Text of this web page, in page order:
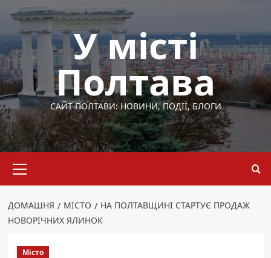
Перейти
вмісту
У місті
Полтава
САЙТ ПОЛТАВИ: НОВИНИ, ПОДІЇ, БЛОГИ
меню
ДОМАШНЯ МІСТО
НА ПОЛТАВЩИНІ СТАРТУЄ ПРОДАЖ
НОВОРІЧНИХ ЯЛИНОК
Місто